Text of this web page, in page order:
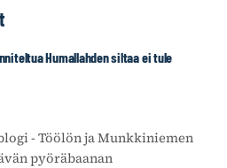
Humallahden siltaa ei tule
- Töölön ja Munkkiniemen
pyöräbaanan